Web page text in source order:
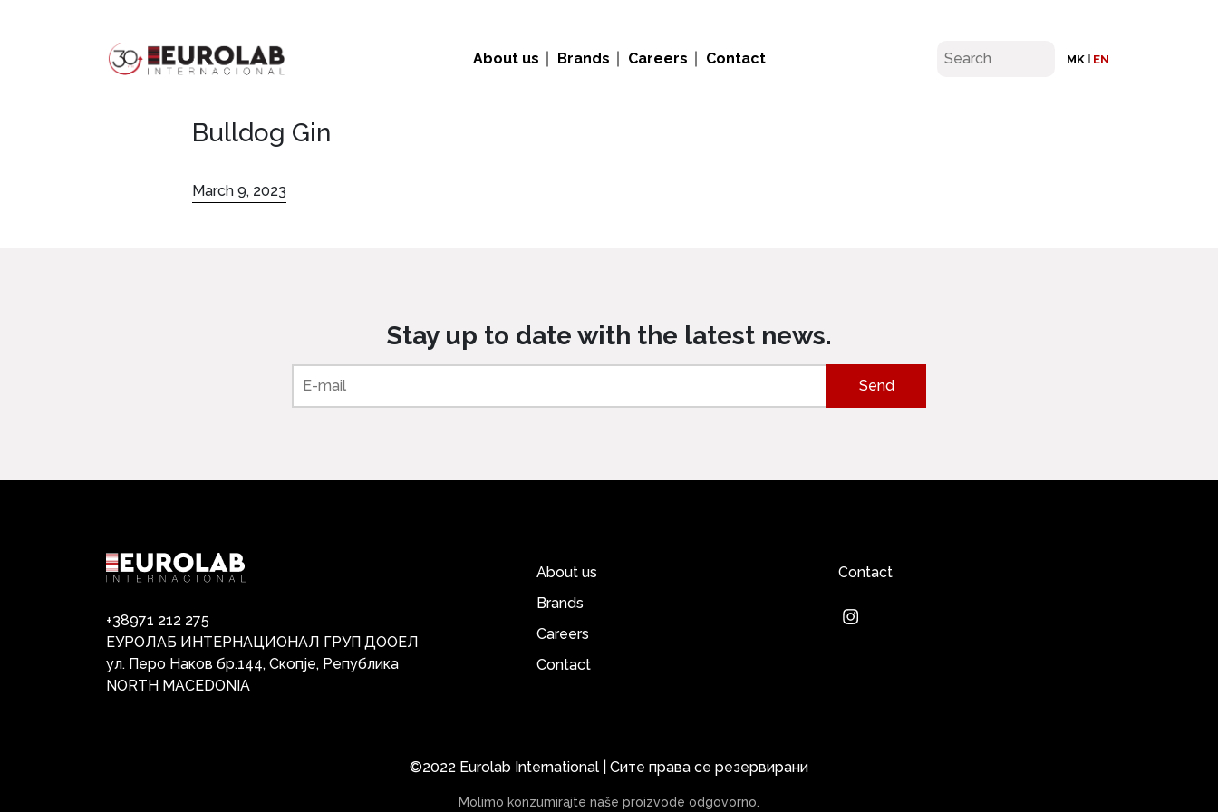
About us Brands Careers Contact MK EN
Bulldog Gin
March 9, 2023
Stay up to date with the latest news.
+38971 212 275
ЕУРОЛАБ ИНТЕРНАЦИОНАЛ ГРУП ДООЕЛ
ул. Перо Наков бр.144, Скопје, Република
NORTH MACEDONIA
About us
Brands
Careers
Contact
Contact
©2022 Eurolab International | Сите права се резервирани
Molimo konzumirajte naše proizvode odgovorno.